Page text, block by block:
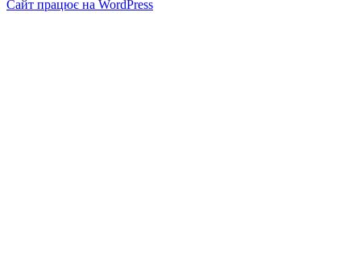
Сайт працює на WordPress